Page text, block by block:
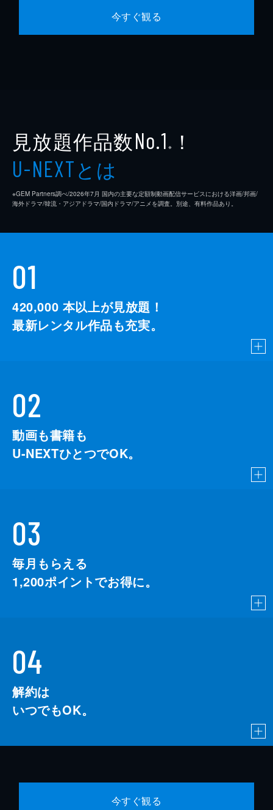
今すぐ観る
見放題作品数No.1 ※ ！
U-NEXTとは
※GEM Partners調べ/2026年7⽉ 国内の主要な定額制動画配信サービスにおける洋画/邦画/
海外ドラマ/韓流・アジアドラマ/国内ドラマ/アニメを調査。別途、有料作品あり。
01
420,000 本以上が見放題！
最新レンタル作品も充実。
02
動画も書籍も
U-NEXTひとつでOK。
03
毎月もらえる
1,200ポイントでお得に。
04
解約は
いつでもOK。
今すぐ観る